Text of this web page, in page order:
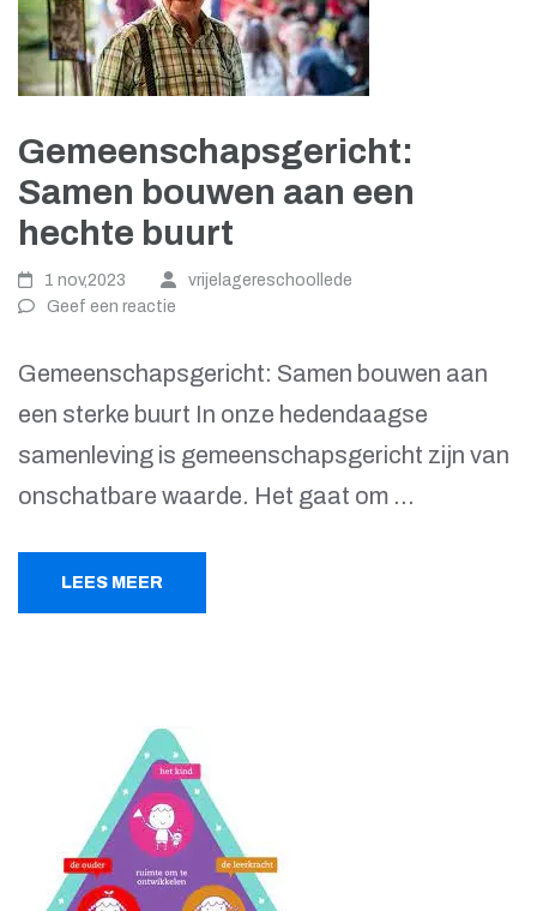
Gemeenschapsgericht:
Samen bouwen aan een
hechte buurt
1 nov,2023
vrijelagereschoollede
Geef een reactie
Gemeenschapsgericht: Samen bouwen aan
een sterke buurt In onze hedendaagse
samenleving is gemeenschapsgericht zijn van
onschatbare waarde. Het gaat om …
LEES MEER